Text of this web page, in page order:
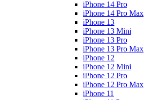
iPhone 14 Pro
iPhone 14 Pro Max
iPhone 13
iPhone 13 Mini
iPhone 13 Pro
iPhone 13 Pro Max
iPhone 12
iPhone 12 Mini
iPhone 12 Pro
iPhone 12 Pro Max
iPhone 11